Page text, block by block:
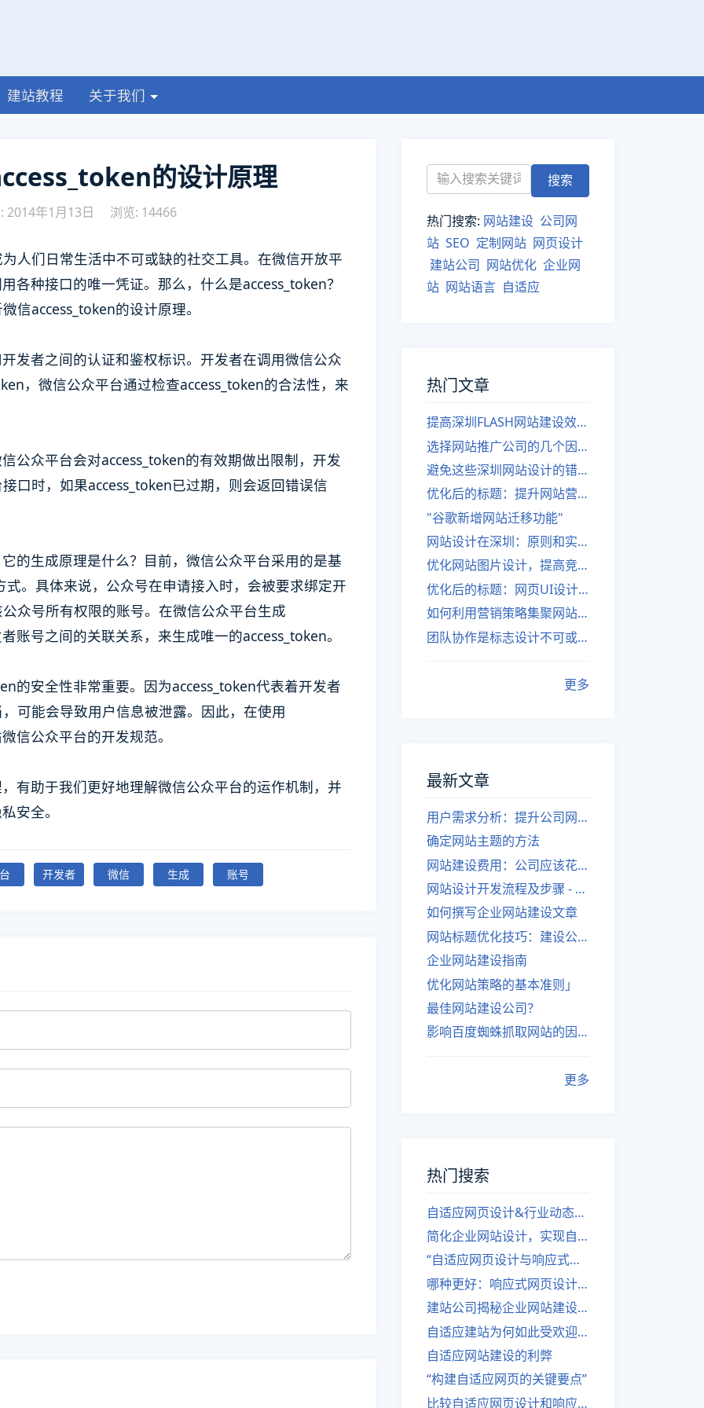
建站教程 关于我们
的设计原理
2014年1月13日 浏览: 14466
人们日常生活中不可或缺的社交工具。在微信开放平
各种接口的唯一凭证。那么，什么是access_token？
信access_token的设计原理。
发者之间的认证和鉴权标识。开发者在调用微信公众
，微信公众平台通过检查access_token的合法性，来
公众平台会对access_token的有效期做出限制，开发
口时，如果access_token已过期，则会返回错误信
的生成原理是什么？目前，微信公众平台采用的是基
。具体来说，公众号在申请接入时，会被要求绑定开
众号所有权限的账号。在微信公众平台生成
账号之间的关联关系，来生成唯一的access_token。
的安全性非常重要。因为access_token代表着开发者
可能会导致用户信息被泄露。因此，在使用
信公众平台的开发规范。
有助于我们更好地理解微信公众平台的运作机制，并
安全。
开发者 微信 生成 账号
热门搜索: 网站建设 公司网
站 SEO 定制网站 网页设计
建站公司 网站优化 企业网
站 网站语言 自适应
热门文章
提高深圳FLASH网站建设效率的建议
选择网站推广公司的几个因素
避免这些深圳网站设计的错误
优化后的标题：提升网站营销绩效的策略
"谷歌新增网站迁移功能"
网站设计在深圳：原则和实践
优化网站图片设计，提高竞争力
优化后的标题：网页UI设计与APP UI设计应用软件
如何利用营销策略集聚网站流量
团队协作是标志设计不可或缺的一部分
更多
最新文章
用户需求分析：提升公司网站建设效果
确定网站主题的方法
网站建设费用：公司应该花费多少？
网站设计开发流程及步骤 - 优化后的标题
如何撰写企业网站建设文章
网站标题优化技巧：建设公司的专业指导
企业网站建设指南
优化网站策略的基本准则」
最佳网站建设公司？
影响百度蜘蛛抓取网站的因素有哪些？
更多
热门搜索
自适应网页设计&行业动态，关注建站。
简化企业网站设计，实现自适应设计的方法
“自适应网页设计与响应式网站建设的异同”
哪种更好：响应式网页设计还是自适应网站？
建站公司揭秘企业网站建设核心原则
自适应建站为何如此受欢迎？
自适应网站建设的利弊
“构建自适应网页的关键要点”
比较自适应网页设计和响应式网站的差异